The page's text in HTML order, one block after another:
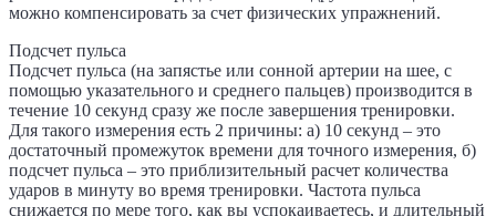
можно компенсировать за счет физических упражнений.
Подсчет пульса
Подсчет пульса (на запястье или сонной артерии на шее, с
помощью указательного и среднего пальцев) производится в
течение 10 секунд сразу же после завершения тренировки.
Для такого измерения есть 2 причины: а) 10 секунд – это
достаточный промежуток времени для точного измерения, б)
подсчет пульса – это приблизительный расчет количества
ударов в минуту во время тренировки. Частота пульса
снижается по мере того, как вы успокаиваетесь, и длительный